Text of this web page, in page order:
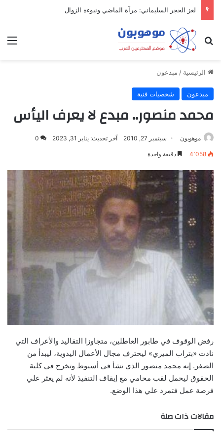
لغز الحجر السليماني: مرآة الماضي ونبوءة الزوال
بحث عن
الرئيسية / مبدعون
مبدعون شخصيات فنية
محمد منصور.. مبدع لا يعرف اليأس
موهوبون سبتمبر 27, 2010 آخر تحديث: يناير 31, 2023 0
4٬058 دقيقة واحدة
رفض الوقوف في طابور العاطلين، متجاوزا التقاليد والأعراف التي
نادت «بتراب الميري» ليحترف مجال الأعمال اليدوية، ليبدأ من
الصفر. إنه محمد منصور الذي نشأ في أسيوط وتخرج في كلية
الحقوق ليحمل لقب محامي مع إيقاف التنفيذ لأنه لم يعثر علي
فرصة عمل فتمرد علي هذا الوضع.
مقالات ذات صلة